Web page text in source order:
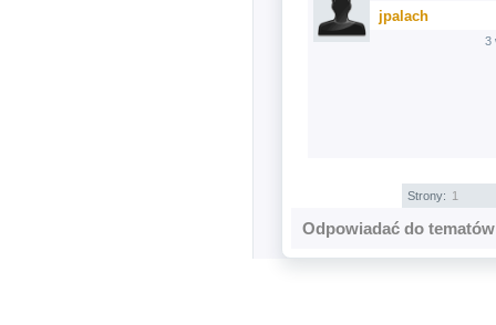
jpalach
3
Strony: 1
Odpowiadać do